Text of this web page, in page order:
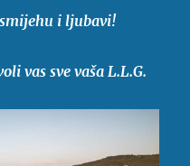
i ljubavi!
vas sve vaša L.L.G.